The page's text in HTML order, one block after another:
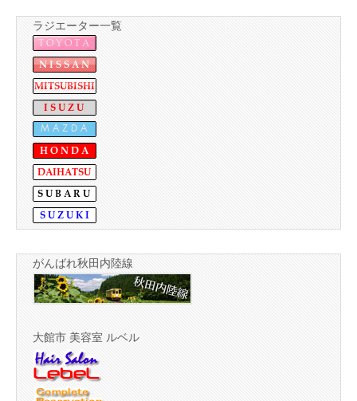
ラジエーター一覧
がんばれ秋田内陸線
大館市 美容室 ルベル